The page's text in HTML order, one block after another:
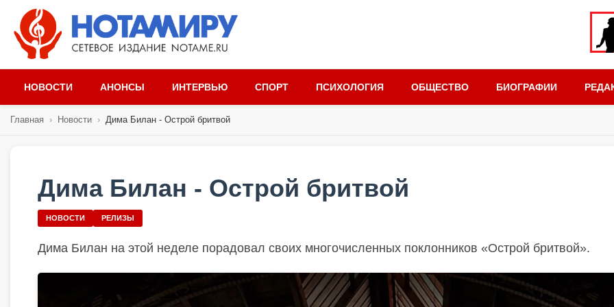
НОВОСТИ АНОНСЫ ИНТЕРВЬЮ СПОРТ ПСИХОЛОГИЯ ОБЩЕСТВО БИОГРАФИИ
Главная › Новости › Дима Билан - Острой бритвой
Дима Билан - Острой бритвой
НОВОСТИ РЕЛИЗЫ
Дима Билан на этой неделе порадовал своих многочисленных поклонников «Острой бритвой».